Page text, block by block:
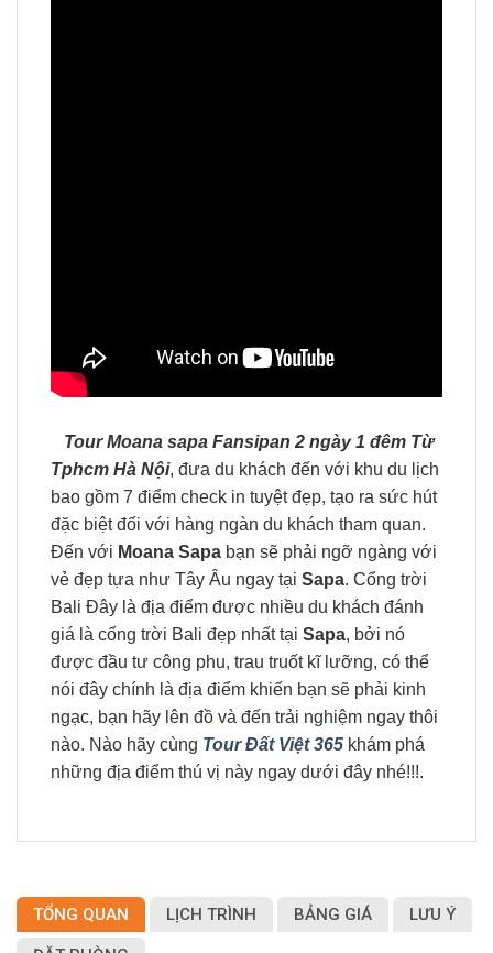
Tour Moana sapa Fansipan 2 ngày 1 đêm Từ
Tphcm Hà Nội, đưa du khách đến với khu du lịch
bao gồm 7 điểm check in tuyệt đẹp, tạo ra sức hút
đặc biệt đối với hàng ngàn du khách tham quan.
Đến với Moana Sapa bạn sẽ phải ngỡ ngàng với
vẻ đẹp tựa như Tây Âu ngay tại Sapa. Cổng trời
Bali Đây là địa điểm được nhiều du khách đánh
giá là cổng trời Bali đẹp nhất tại Sapa, bởi nó
được đầu tư công phu, trau truốt kĩ lưỡng, có thể
nói đây chính là địa điểm khiến bạn sẽ phải kinh
ngạc, bạn hãy lên đồ và đến trải nghiệm ngay thôi
nào. Nào hãy cùng Tour Đất Việt 365 khám phá
những địa điểm thú vị này ngay dưới đây nhé!!!.
TỔNG QUAN LỊCH TRÌNH BẢNG GIÁ LƯU Ý